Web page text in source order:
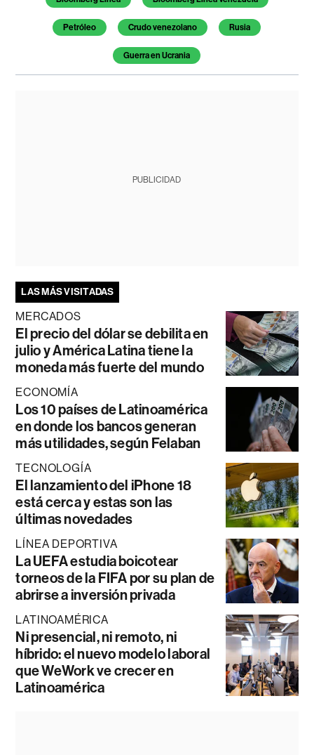
Petróleo Crudo venezolano Rusia
Guerra en Ucrania
PUBLICIDAD
LAS MÁS VISITADAS
MERCADOS
El precio del dólar se debilita en
julio y América Latina tiene la
moneda más fuerte del mundo
ECONOMÍA
Los 10 países de Latinoamérica
en donde los bancos generan
más utilidades, según Felaban
TECNOLOGÍA
El lanzamiento del iPhone 18
está cerca y estas son las
últimas novedades
LÍNEA DEPORTIVA
La UEFA estudia boicotear
torneos de la FIFA por su plan de
abrirse a inversión privada
LATINOAMÉRICA
Ni presencial, ni remoto, ni
híbrido: el nuevo modelo laboral
que WeWork ve crecer en
Latinoamérica